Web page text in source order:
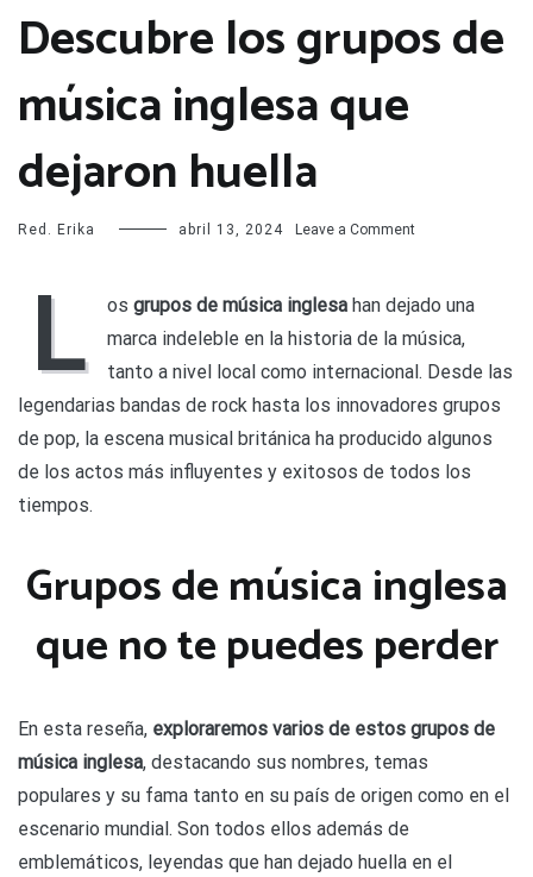
Descubre los grupos de
música inglesa que
dejaron huella
Red. Erika abril 13, 2024 Leave a Commenton
grupos
música
inglesa
dejaron
huella
L os grupos de música inglesa han dejado una
marca indeleble en la historia de la música,
tanto a nivel local como internacional. Desde las
legendarias bandas de rock hasta los innovadores grupos
de pop, la escena musical británica ha producido algunos
de los actos más influyentes y exitosos de todos los
tiempos.
Grupos de música inglesa
que no te puedes perder
En esta reseña, exploraremos varios de estos grupos de
música inglesa, destacando sus nombres, temas
populares y su fama tanto en su país de origen como en el
escenario mundial. Son todos ellos además de
emblemáticos, leyendas que han dejado huella en el